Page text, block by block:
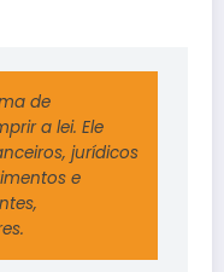
de
a lei. Ele
jurídicos
e